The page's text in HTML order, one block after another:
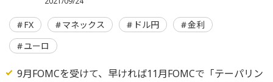
FX マネックス ドル円
金利
ユーロ
9月FOMCを受けて、早ければ11月FOMCで「テーパリン